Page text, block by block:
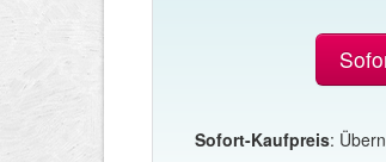
Sofort-Kaufpreis: